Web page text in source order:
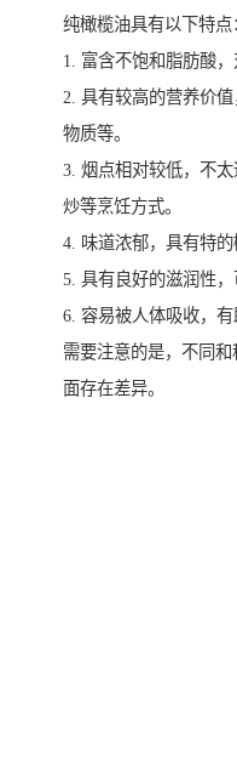
纯橄榄油具有以下特点
1. 富含不饱和脂肪酸，
2. 具有较高的营养价
物质等。
3. 烟点相对较低，不
炒等烹饪方式。
4. 味道浓郁，具有特的
5. 具有良好的滋润性，
6. 容易被人体吸收，有
需要注意的是，不同
面存在差异。